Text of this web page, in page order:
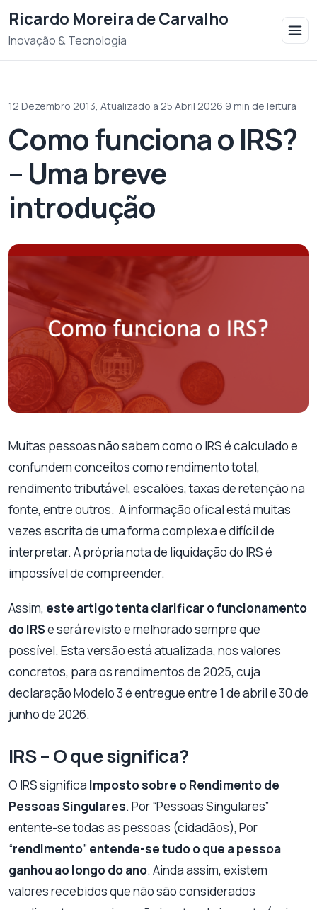
Ricardo Moreira de Carvalho
Inovação & Tecnologia
12 Dezembro 2013, Atualizado a 25 Abril 2026 9 min de leitura
Como funciona o IRS?
– Uma breve
introdução
Muitas pessoas não sabem como o IRS é calculado e
confundem conceitos como rendimento total,
rendimento tributável, escalões, taxas de retenção na
fonte, entre outros. A informação ofical está muitas
vezes escrita de uma forma complexa e difícil de
interpretar. A própria nota de liquidação do IRS é
impossível de compreender.
Assim, este artigo tenta clarificar o funcionamento
do IRSe será revisto e melhorado sempre que
possível. Esta versão está atualizada, nos valores
concretos, para os rendimentos de 2025, cuja
declaração Modelo 3 é entregue entre 1 de abril e 30 de
junho de 2026.
IRS – O que significa?
O IRS significa Imposto sobre o Rendimento de
Pessoas Singulares. Por “Pessoas Singulares”
entente-se todas as pessoas (cidadãos), Por
“rendimento” entende-se tudo o que a pessoa
ganhou ao longo do ano. Ainda assim, existem
valores recebidos que não são considerados